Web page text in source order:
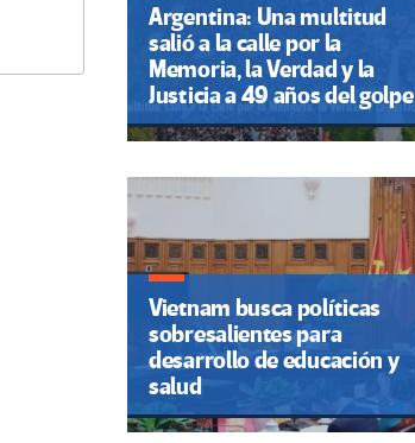
Argentina: Una multitud
salió a la calle por la
Memoria, la Verdad y la
Justicia a 49 años del golpe
Vietnam busca políticas
sobresalientes para
desarrollo de educación y
salud